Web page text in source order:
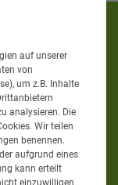
auf unserer
von
um z.B. Inhalte
analysieren. Die
Wir teilen
benennen.
aufgrund eines
kann erteilt
einzuwilligen